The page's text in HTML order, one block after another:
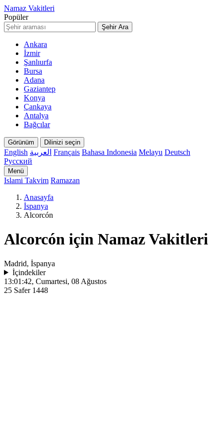
Namaz Vakitleri
Popüler
Şehir Ara
Ankara
İzmir
Şanlıurfa
Bursa
Adana
Gaziantep
Konya
Çankaya
Antalya
Bağcılar
Görünüm Dilinizi seçin
English العربية Français Bahasa Indonesia Melayu Deutsch
Русский
Menü
Islami Takvim Ramazan
Anasayfa
İspanya
Alcorcón
Alcorcón için Namaz Vakitleri
Madrid, İspanya
İçindekiler
13:01:42, Cumartesi, 08 Ağustos
25 Safer 1448